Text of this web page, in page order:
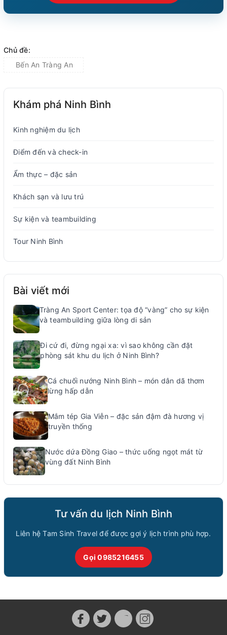
Chủ đề:
Bến An Tràng An
Khám phá Ninh Bình
Kinh nghiệm du lịch
Điểm đến và check-in
Ẩm thực – đặc sản
Khách sạn và lưu trú
Sự kiện và teambuilding
Tour Ninh Bình
Bài viết mới
Tràng An Sport Center: tọa độ “vàng” cho sự kiện
và teambuilding giữa lòng di sản
Đi cứ đi, đừng ngại xa: vì sao không cần đặt
phòng sát khu du lịch ở Ninh Bình?
Cá chuối nướng Ninh Bình – món dân dã thơm
lừng hấp dẫn
Mắm tép Gia Viễn – đặc sản đậm đà hương vị
truyền thống
Nước dứa Đồng Giao – thức uống ngọt mát từ
vùng đất Ninh Bình
Tư vấn du lịch Ninh Bình
Liên hệ Tam Sinh Travel để được gợi ý lịch trình phù hợp.
Gọi 0985216455